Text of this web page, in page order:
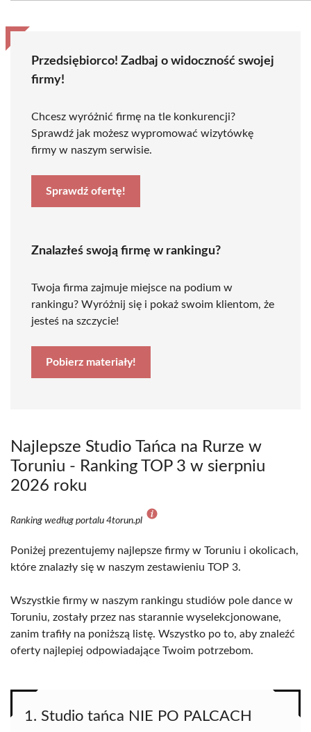
Przedsiębiorco! Zadbaj o widoczność swojej
firmy!
Chcesz wyróżnić firmę na tle konkurencji?
Sprawdź jak możesz wypromować wizytówkę
firmy w naszym serwisie.
Sprawdź ofertę!
Znalazłeś swoją firmę w rankingu?
Twoja firma zajmuje miejsce na podium w
rankingu? Wyróżnij się i pokaż swoim klientom, że
jesteś na szczycie!
Pobierz materiały!
Najlepsze Studio Tańca na Rurze w
Toruniu - Ranking TOP 3 w sierpniu
2026 roku
Ranking według portalu 4torun.pl
Poniżej prezentujemy najlepsze firmy w Toruniu i okolicach,
które znalazły się w naszym zestawieniu TOP 3.
Wszystkie firmy w naszym rankingu studiów pole dance w
Toruniu, zostały przez nas starannie wyselekcjonowane,
zanim trafiły na poniższą listę. Wszystko po to, aby znaleźć
oferty najlepiej odpowiadające Twoim potrzebom.
1. Studio tańca NIE PO PALCACH